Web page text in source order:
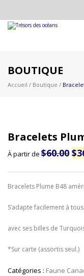
BOUTIQUE
Accueil / Boutique /
Bracelets
À partir de $60.00 Le
$
Bracelets Plume B48
S’adapte facilement à
avec ses billes de
*Sur carte (assortis seul.)
Catégories : Faune